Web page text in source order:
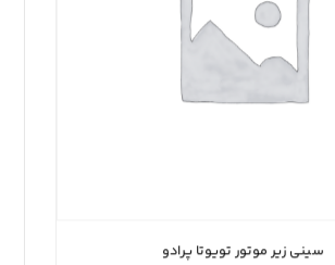
سینی زیر موتور تویوتا پرادو